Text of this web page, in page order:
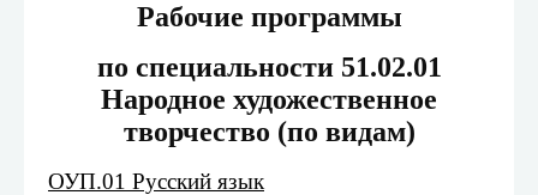
Рабочие программы
по специальности 51.02.01
Народное художественное
творчество (по видам)
ОУП.01 Русский язык